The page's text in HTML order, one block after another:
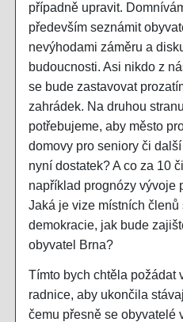
případně upravit.
především seznámit
nevýhodami záměru a
budoucnosti. Asi nikdo z
se bude zastavovat
zahrádek. Na druhou
potřebujeme, aby město
domovy pro seniory či
nyní dostatek? A co za 10
například prognózy vývoje
Jaká je vize místních
demokracie, jak bude
obyvatel Brna?
Tímto bych chtěla požádat
radnice, aby ukončila
čemu přesně se obyvatelé